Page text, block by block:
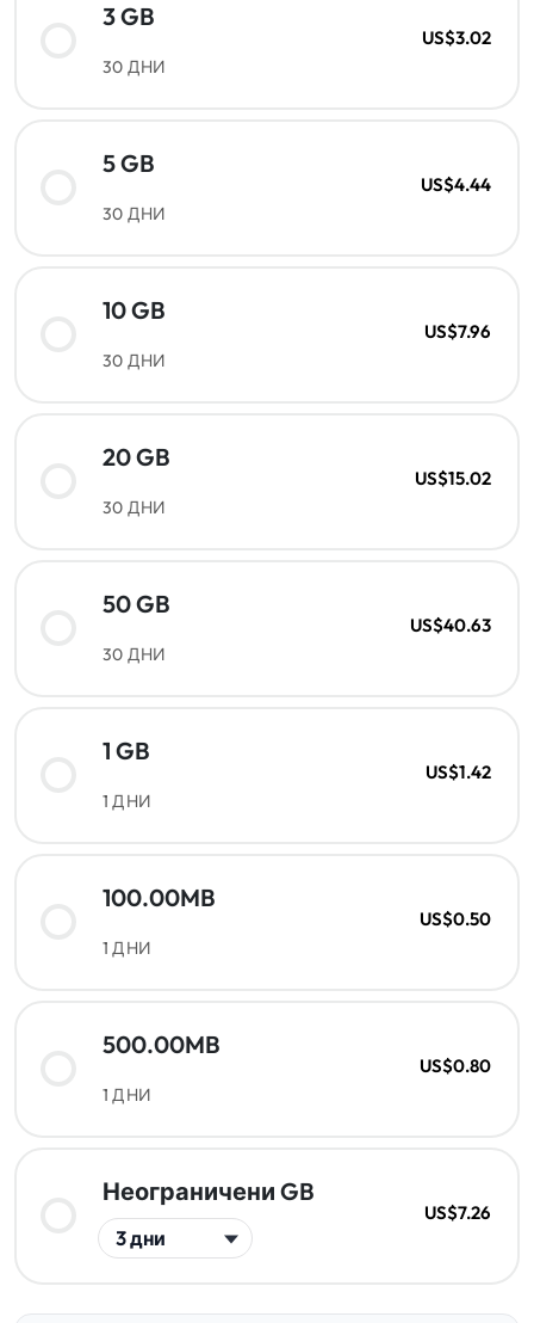
3 GB
30 ДНИ
US$3.02
5 GB
30 ДНИ
US$4.44
10 GB
30 ДНИ
US$7.96
20 GB
30 ДНИ
US$15.02
50 GB
30 ДНИ
US$40.63
1 GB
1 ДНИ
US$1.42
100.00MB
1 ДНИ
US$0.50
500.00MB
1 ДНИ
US$0.80
Неограничени GB
US$7.26